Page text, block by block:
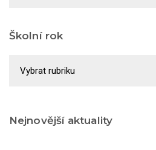
Školní rok
Nejnovější aktuality